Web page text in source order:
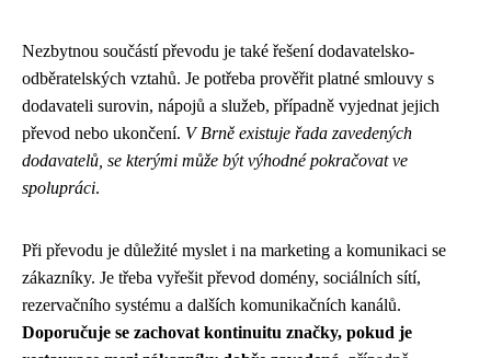
Nezbytnou součástí převodu je také řešení dodavatelsko-
odběratelských vztahů. Je potřeba prověřit platné smlouvy s
dodavateli surovin, nápojů a služeb, případně vyjednat jejich
převod nebo ukončení. V Brně existuje řada zavedených
dodavatelů, se kterými může být výhodné pokračovat ve
spolupráci.
Při převodu je důležité myslet i na marketing a komunikaci se
zákazníky. Je třeba vyřešit převod domény, sociálních sítí,
rezervačního systému a dalších komunikačních kanálů.
Doporučuje se zachovat kontinuitu značky, pokud je